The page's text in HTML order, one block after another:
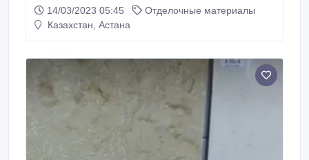
14/03/2023 05:45
Отделочные материалы
Казахстан, Астана